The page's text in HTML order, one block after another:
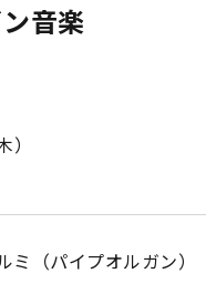
音楽
ミ（パイプオルガン）